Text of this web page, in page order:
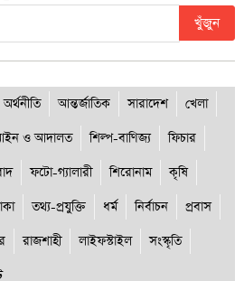
খুঁজুন
অর্থনীতি আন্তর্জাতিক সারাদেশ
খেলা
ও আদালত শিল্প-বাণিজ্য
ফিচার
ফটো-গ্যালারী শিরোনাম
কৃষি
তথ্য-প্রযুক্তি ধর্ম নির্বাচন
প্রবাস
রাজশাহী লাইফস্টাইল
সংস্কৃতি